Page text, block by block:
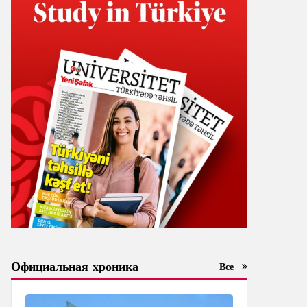
Официальная хроника Все